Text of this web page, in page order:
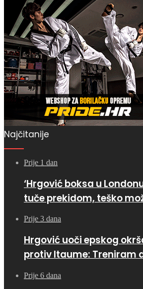
Najčitanije
Prije 1 dan
‘Hrgović boksa u
tuče prekidom, teško
Prije 3 dana
Hrgović uoči epskog
protiv Itaume: Treniram
Prije 6 dana